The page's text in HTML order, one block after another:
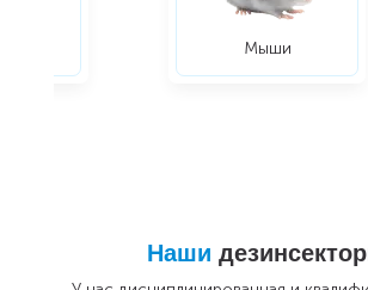
Мыши
Наши